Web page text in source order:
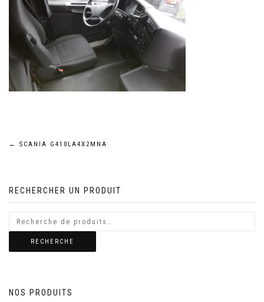
Navigation
l’article
← SCANIA G410LA4X2MNA
RECHERCHER UN PRODUIT
RECHERCHE
NOS PRODUITS